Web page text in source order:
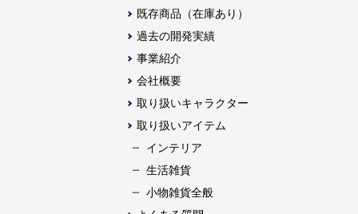
既存商品（在庫あり）
過去の開発実績
事業紹介
会社概要
取り扱いキャラクター
取り扱いアイテム
インテリア
生活雑貨
⼩物雑貨全般